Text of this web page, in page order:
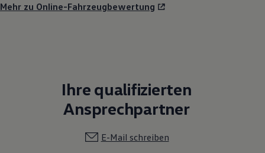
Mehr zu Online-Fahrzeugbewertung
Ihre qualifizierten
Ansprechpartner
E-Mail schreiben